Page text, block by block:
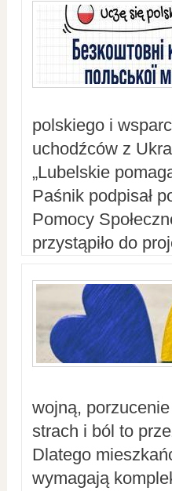
polskiego i
uchodźców z
„Lubelskie
Paśnik podpisał
Pomocy
przystąpiło do
wojną,
strach i ból to
Dlatego
wymagają